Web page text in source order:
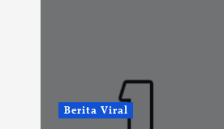
Berita Viral